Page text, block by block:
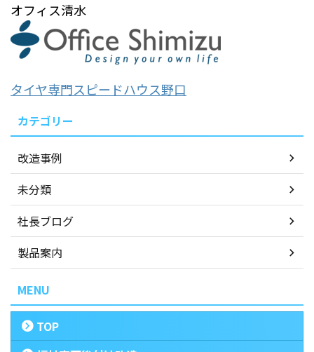
オフィス清水
タイヤ専門スピードハウス野口
カテゴリー
改造事例
未分類
社長ブログ
製品案内
MENU
TOP